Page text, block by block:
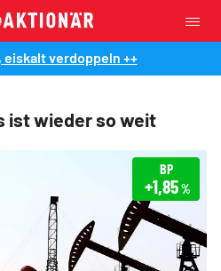
eiskalt verdoppeln ++
ist wieder so weit
BP
+1,85%